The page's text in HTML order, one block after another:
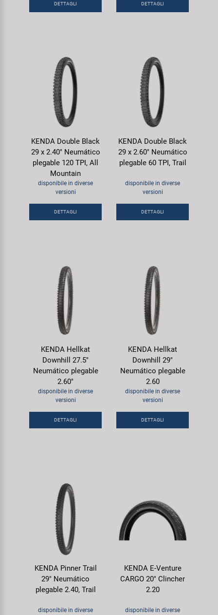
DETTAGLI DETTAGLI
KENDA Double Black
29 x 2.40" Neumático
plegable 120 TPI, All
Mountain
disponibile in diverse
versioni
DETTAGLI
KENDA Double Black
29 x 2.60" Neumático
plegable 60 TPI, Trail
disponibile in diverse
versioni
DETTAGLI
KENDA Hellkat
Downhill 27.5"
Neumático plegable
2.60"
disponibile in diverse
versioni
DETTAGLI
KENDA Hellkat
Downhill 29"
Neumático plegable
2.60
disponibile in diverse
versioni
DETTAGLI
KENDA Pinner Trail
29" Neumático
plegable 2.40, Trail
disponibile in diverse
KENDA E-Venture
CARGO 20" Clincher
2.20
disponibile in diverse